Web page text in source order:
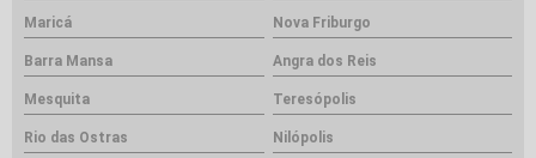
Maricá Nova Friburgo
Barra Mansa Angra dos Reis
Mesquita Teresópolis
Rio das Ostras Nilópolis